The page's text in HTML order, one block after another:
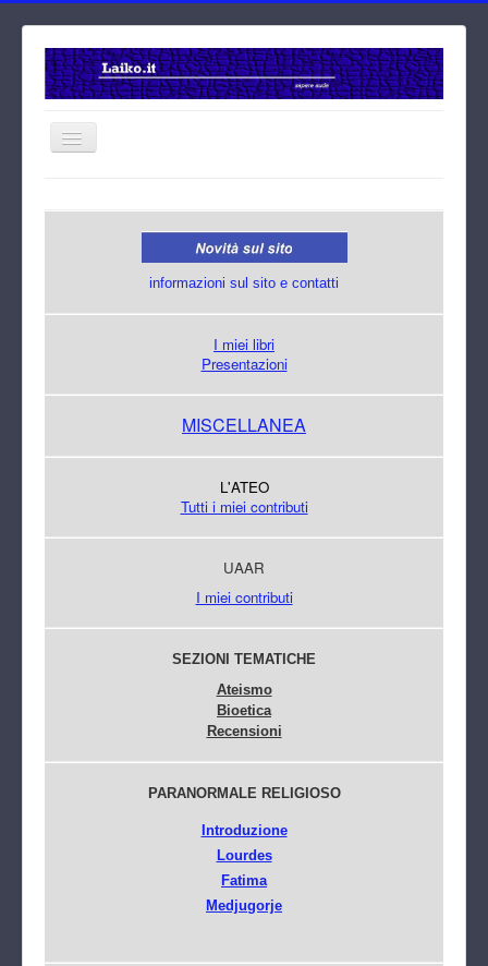
informazioni sul sito e contatti
I miei libri
Presentazioni
MISCELLANEA
L'ATEO
Tutti i miei contributi
UAAR
I miei contributi
SEZIONI TEMATICHE
Ateismo
Bioetica
Recensioni
PARANORMALE RELIGIOSO
Introduzione
Lourdes
Fatima
Medjugorje